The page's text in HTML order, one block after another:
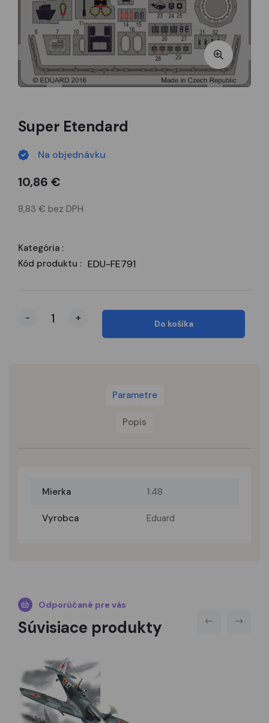
Super Etendard
Na objednávku
10,86 €
8,83 € bez DPH
Kategória :
Kód produktu : EDU-FE791
- +
Do košíka
Parametre
Popis
Mierka 1:48
Vyrobca Eduard
Odporúčané pre vás
Súvisiace produkty